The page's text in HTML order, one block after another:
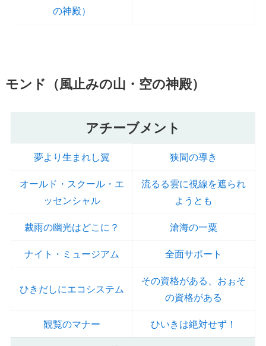
の神殿）
モンド（風止みの山・空の神殿）
アチーブメント
夢より生まれし翼 狭間の導き
オールド・スクール・エ
ッセンシャル
流るる雲に視線を遮られ
ようとも
裁雨の幽光はどこに？ 滄海の一粟
ナイト・ミュージアム 全面サポート
ひきだしにエコシステム
その資格がある、おぉそ
の資格がある
観覧のマナー ひいきは絶対せず！